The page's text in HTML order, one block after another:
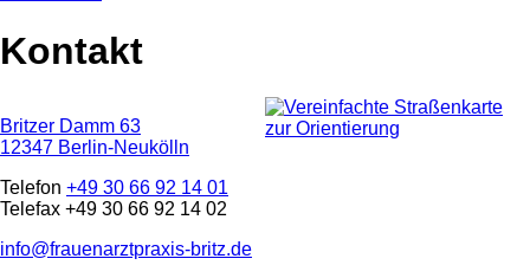
Kontakt
Britzer Damm 63
12347 Berlin-Neukölln
Telefon +49 30 66 92 14 01
Telefax +49 30 66 92 14 02
info@frauenarztpraxis-britz.de